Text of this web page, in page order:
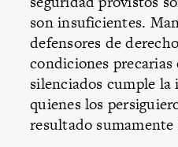
son insuficientes.
defensores de
condiciones precarias
silenciados cumple
quienes los
resultado sumamente